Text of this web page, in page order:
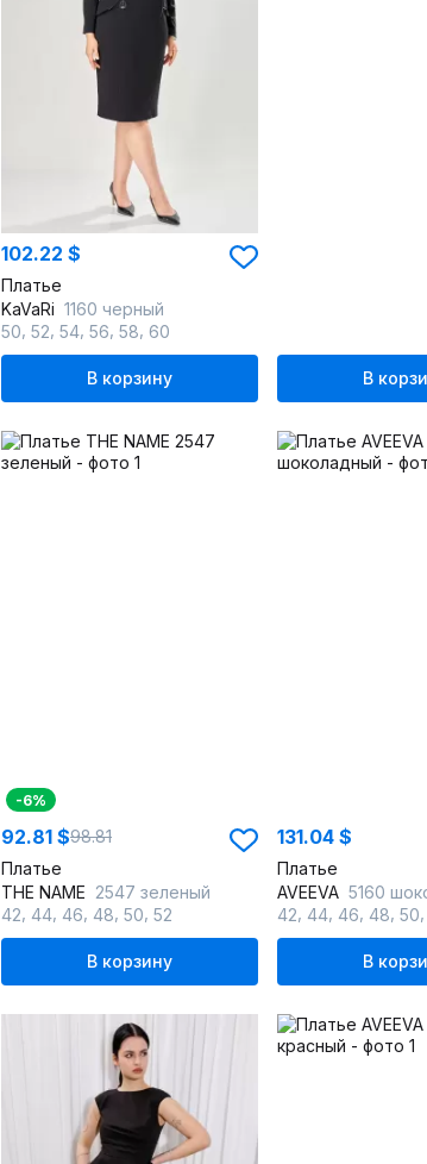
102.22 $
Платье
KaVaRi 1160 черный
50 52 54 56 58 60
В корзину В
-6%
92.81 $98.81
Платье
THE NAME 2547 зеленый
42 44 46 48 50 52
В корзину
131.04 $
Платье
AVEEVA 5160
42 44 46 48 50
В